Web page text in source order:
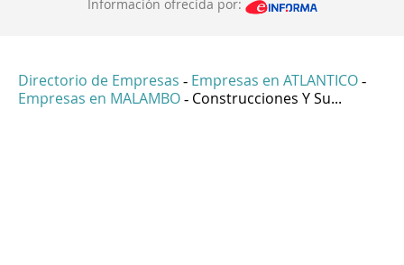
Información ofrecida por:
Directorio de Empresas - Empresas en ATLANTICO -
Empresas en MALAMBO - Construcciones Y Su...